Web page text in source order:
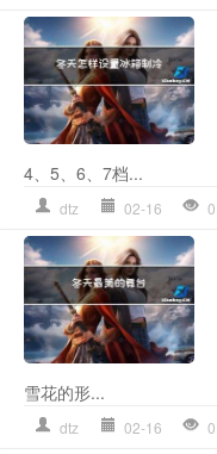
4、5、6、7档...
dtz 02-16 0
雪花的形...
dtz 02-16 0